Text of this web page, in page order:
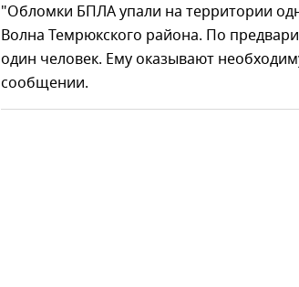
"Обломки БПЛА упали на территории
Волна Темрюкского района. По
один человек. Ему оказывают
сообщении.